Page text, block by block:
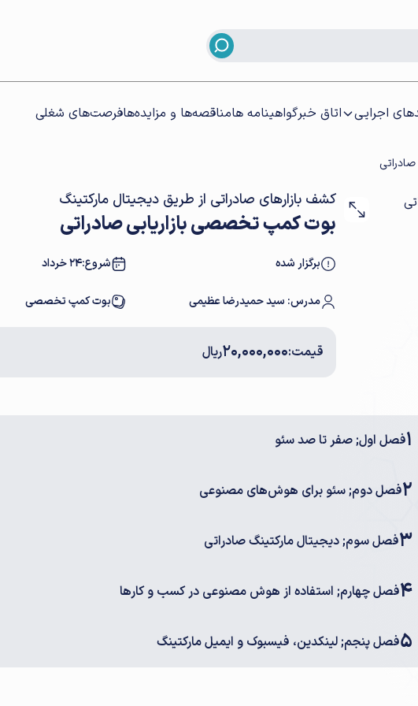
اجرایی اتاق خبرگواهینامه هامناقصه‌ها و مزایده‌هافرصت‌های شغلی
کشف بازارهای صادراتی از طریق دیجیتال مارکتینگ
بوت کمپ تخصصی بازاریابی صادراتی
برگزار شده شروع:24 خرداد
مدرس: سید حمیدرضا عظیمی بوت کمپ تخصصی
قیمت:20,000,000ریال
1فصل اول; صفر تا صد سئو
2فصل دوم; سئو برای هوش‌های مصنوعی
3فصل سوم; دیجیتال مارکتینگ صادراتی
4فصل چهارم; استفاده از هوش مصنوعی در کسب و کارها
5فصل پنجم; لینکدین، فیسبوک و ایمیل مارکتینگ